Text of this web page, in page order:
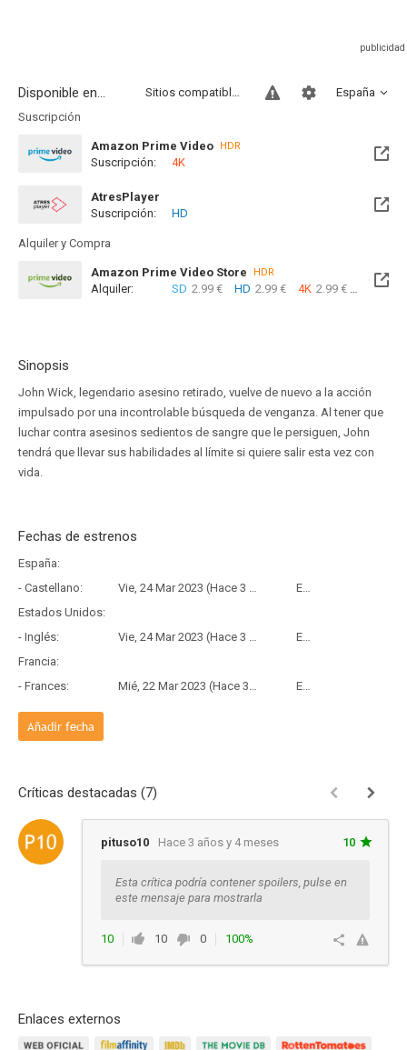
Disponible en... España
Sitios compatibles
Suscripción
Amazon Prime Video HDR
Suscripción: 4K
AtresPlayer
Suscripción:
HD
Alquiler y Compra
Amazon Prime Video Store HDR
Alquiler: SD 2.99 € HD 2.99 € 4K 2.99 €
Sinopsis
John Wick, legendario asesino retirado, vuelve de nuevo a la acción
impulsado por una incontrolable búsqueda de venganza. Al tener que
luchar contra asesinos sedientos de sangre que le persiguen, John
tendrá que llevar sus habilidades al límite si quiere salir esta vez con
vida.
Fechas de estrenos
España:
- Castellano:
Vie, 24 Mar 2023 (Hace 3 años y 4 meses)
Estreno
Estados Unidos:
- Inglés:
Vie, 24 Mar 2023 (Hace 3 años y 4 meses)
Estreno
Francia:
- Frances:
Mié, 22 Mar 2023 (Hace 3 años y 4 meses) Estreno
Añadir fecha
Críticas destacadas (7)
pituso10 Hace 3 años y 4 meses 10
Esta crítica podría contener spoilers, pulse en
este mensaje para mostrarla
10 10 0
100%
Enlaces externos